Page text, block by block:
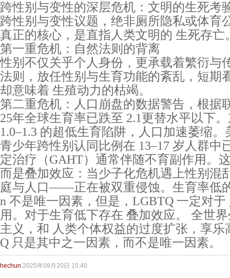
跨性别与变性的深层危机：文明的生死考
跨性别与变性议题，绝非厕所隐私或体育
真正的核心，是直指人类文明的 生死存亡
第一重危机：自然法则的背离
性别不仅关乎个人身份，更承载着繁衍与
法则，放任性别与生育功能的紊乱，短期
却意味着 生殖动力的枯竭。
第二重危机：人口崩盘的数据警告，根据
25年全球生育率已跌至 2.1更替水平以下
1.0–1.3 的超低生育陷阱，人口加速萎缩
青少年跨性别认同比例在 13–17 岁人群中
定治疗（GAHT）通常伴随不育副作用。
而是叠加效应：当少子化危机遇上性别
庭与人口——正在被双重侵蚀。生育率低
n 不是唯一因素，但是，LGBTQ 一定对
用。对于生育低下存在 叠加效应。 全世
主义，和 人类个体权益的过度扩张，享
Q 只是其中之一因素，而不是唯一因素。
hechun 2025年09月20日 15:40